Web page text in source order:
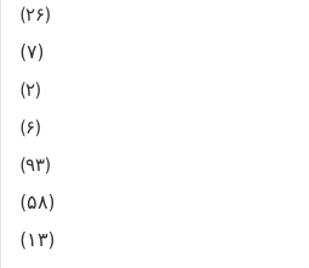
(۲۶)
(۷)
(۲)
(۶)
(۹۳)
(۵۸)
(۱۳)